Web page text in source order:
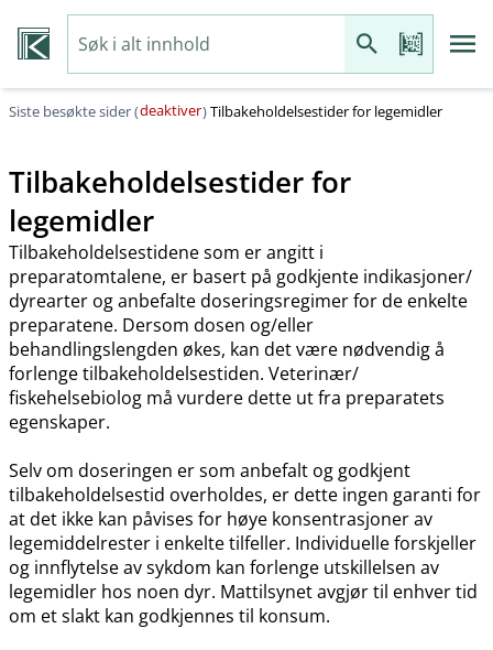
Siste besøkte sider (deaktiver)Tilbakeholdelsestider for legemidler
Tilbakeholdelsestider for
legemidler
Tilbakeholdelsestidene som er angitt i
preparatomtalene, er basert på godkjente indikasjoner​/​
dyrearter og anbefalte doseringsregimer for de enkelte
preparatene. Dersom dosen og​/​eller
behandlingslengden økes, kan det være nødvendig å
forlenge tilbakeholdelsestiden. Veterinær​/​
fiskehelsebiolog må vurdere dette ut fra preparatets
egenskaper.
Selv om doseringen er som anbefalt og godkjent
tilbakeholdelsestid overholdes, er dette ingen garanti for
at det ikke kan påvises for høye konsentrasjoner av
legemiddelrester i enkelte tilfeller. Individuelle forskjeller
og innflytelse av sykdom kan forlenge utskillelsen av
legemidler hos noen dyr. Mattilsynet avgjør til enhver tid
om et slakt kan godkjennes til konsum.